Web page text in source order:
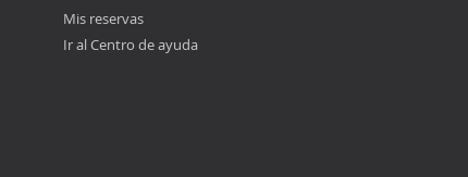
Mis reservas
Ir al Centro de ayuda